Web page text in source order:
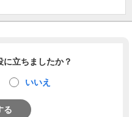
立ちましたか？
いいえ
る